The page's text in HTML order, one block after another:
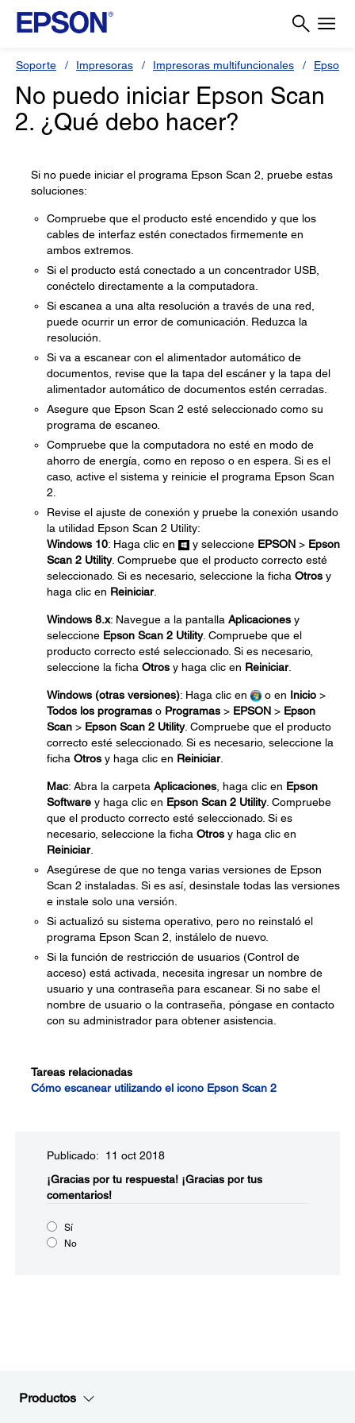
Soporte Impresoras Impresoras multifuncionales Epson
No puedo iniciar Epson Scan
2. ¿Qué debo hacer?
Si no puede iniciar el programa Epson Scan 2, pruebe estas
soluciones:
Compruebe que el producto esté encendido y que los
cables de interfaz estén conectados firmemente en
ambos extremos.
Si el producto está conectado a un concentrador USB,
conéctelo directamente a la computadora.
Si escanea a una alta resolución a través de una red,
puede ocurrir un error de comunicación. Reduzca la
resolución.
Si va a escanear con el alimentador automático de
documentos, revise que la tapa del escáner y la tapa del
alimentador automático de documentos estén cerradas.
Asegure que Epson Scan 2 esté seleccionado como su
programa de escaneo.
Compruebe que la computadora no esté en modo de
ahorro de energía, como en reposo o en espera. Si es el
caso, active el sistema y reinicie el programa Epson Scan
2.
Revise el ajuste de conexión y pruebe la conexión usando
la utilidad Epson Scan 2 Utility:
Windows 10: Haga clic en y seleccione EPSON > Epson
Scan 2 Utility. Compruebe que el producto correcto esté
seleccionado. Si es necesario, seleccione la ficha Otros y
haga clic en Reiniciar.
Windows 8.x: Navegue a la pantalla Aplicaciones y
seleccione Epson Scan 2 Utility. Compruebe que el
producto correcto esté seleccionado. Si es necesario,
seleccione la ficha Otros y haga clic en Reiniciar.
Windows (otras versiones): Haga clic en o en Inicio >
Todos los programas o Programas > EPSON > Epson
Scan > Epson Scan 2 Utility. Compruebe que el producto
correcto esté seleccionado. Si es necesario, seleccione la
ficha Otros y haga clic en Reiniciar.
Mac: Abra la carpeta Aplicaciones , haga clic en Epson
Software y haga clic en Epson Scan 2 Utility. Compruebe
que el producto correcto esté seleccionado. Si es
necesario, seleccione la ficha Otros y haga clic en
Reiniciar.
Asegúrese de que no tenga varias versiones de Epson
Scan 2 instaladas. Si es así, desinstale todas las versiones
e instale solo una versión.
Si actualizó su sistema operativo, pero no reinstaló el
programa Epson Scan 2, instálelo de nuevo.
Si la función de restricción de usuarios (Control de
acceso) está activada, necesita ingresar un nombre de
usuario y una contraseña para escanear. Si no sabe el
nombre de usuario o la contraseña, póngase en contacto
con su administrador para obtener asistencia.
Tareas relacionadas
Cómo escanear utilizando el icono Epson Scan 2
Publicado: 11 oct 2018
¡Gracias por tu respuesta! ¡Gracias por tus
comentarios!
Sí
No
Productos